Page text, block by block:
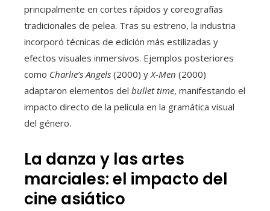
principalmente en cortes rápidos y coreografías
tradicionales de pelea. Tras su estreno, la industria
incorporó técnicas de edición más estilizadas y
efectos visuales inmersivos. Ejemplos posteriores
como Charlie’s Angels (2000) yX-Men (2000)
adaptaron elementos del bullet time, manifestando el
impacto directo de la película en la gramática visual
del género.
La danza y las artes
marciales: el impacto del
cine asiático